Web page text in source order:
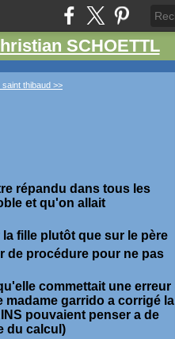
SCHOETTL
thibaud >>
répandu dans tous les
et qu'on allait
fille plutôt que sur le père
de procédure pour ne pas
commettait une erreur
madame garrido a corrigé la
pouvaient penser a de
du calcul)